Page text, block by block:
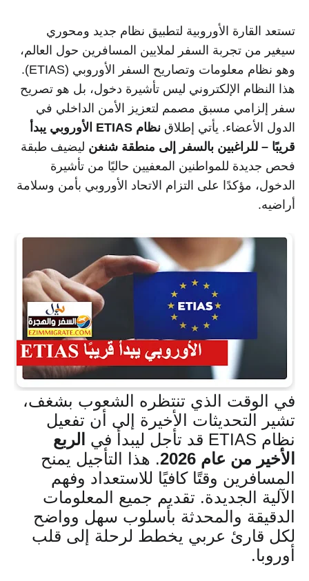
تستعد القارة الأوروبية لتطبيق نظام جديد ومحوري
سيغير من تجربة السفر لملايين المسافرين حول العالم،
وهو نظام معلومات وتصاريح السفر الأوروبي (ETIAS).
هذا النظام الإلكتروني ليس تأشيرة دخول، بل هو تصريح
سفر إلزامي مسبق مصمم لتعزيز الأمن الداخلي في
الدول الأعضاء. يأتي إطلاق
نظام ETIAS الأوروبي يبدأ
قريبًا – للراغبين بالسفر إلى منطقة شنغن ليضيف طبقة
فحص جديدة للمواطنين المعفيين حاليًا من تأشيرة
الدخول، مؤكدًا على التزام الاتحاد الأوروبي بأمن وسلامة
أراضيه.
في الوقت الذي تنتظره الشعوب بشغف،
تشير التحديثات الأخيرة إلى أن تفعيل
نظام ETIAS قد تأجل ليبدأ في
الربع
الأخير من عام 2026
. هذا التأجيل يمنح
المسافرين وقتًا كافيًا للاستعداد وفهم
الآلية الجديدة. تقديم جميع المعلومات
الدقيقة والمحدثة بأسلوب سهل وواضح
لكل قارئ عربي يخطط لرحلة إلى قلب
أوروبا.